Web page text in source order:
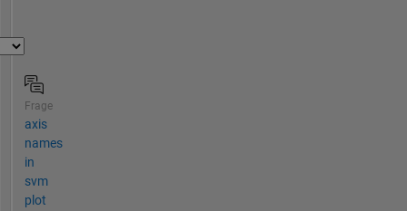
Frage
axis
names
in
svm
plot